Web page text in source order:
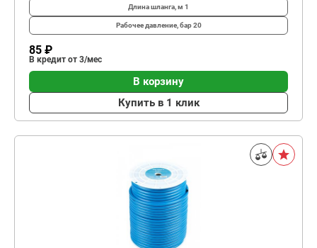
Длина шланга, м 1
Рабочее давление, бар20
85 ₽
В кредит от 3/мес
В корзину
Купить в 1 клик